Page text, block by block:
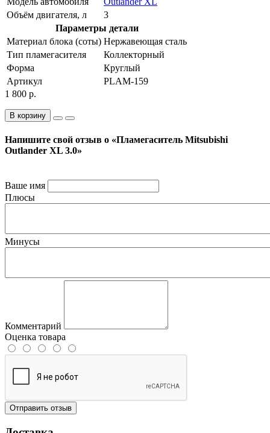
Объём двигателя, л
3
Параметры детали
Материал блока (соты) Нержавеющая сталь
Тип пламегасителя
Коллекторный
Форма
Круглый
Артикул
PLAM-159
1 800 р.
В корзину
Напишите свой отзыв о «Пламегаситель Mitsubishi
Outlander XL 3.0»
Ваше имя
Плюсы
Минусы
Комментарий
Оценка товара
Отправить отзыв